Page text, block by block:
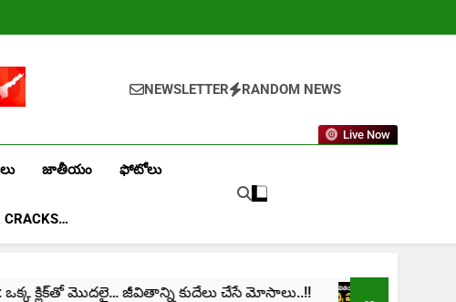
NEWSLETTER RANDOM NEWS
Live Now
జాతీయం ఫోటోలు
CRACKS…
క్లిక్‌తో మొదలై… జీవితాన్ని కుదేలు చేసే మోసాలు..!!